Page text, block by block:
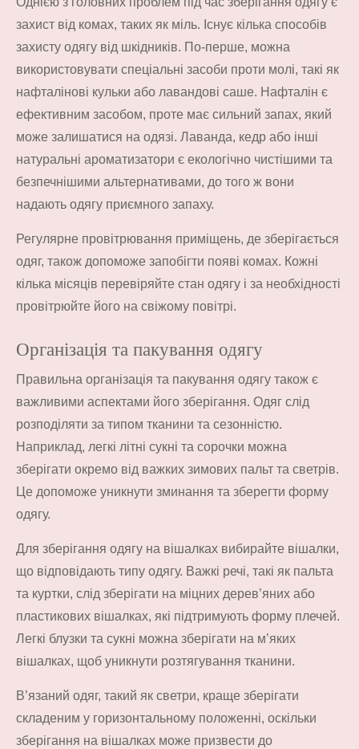
захист від комах, таких як міль. Існує кілька способів
захисту одягу від шкідників. По-перше, можна
використовувати спеціальні засоби проти молі, такі як
нафталінові кульки або лавандові саше. Нафталін є
ефективним засобом, проте має сильний запах, який
може залишатися на одязі. Лаванда, кедр або інші
натуральні ароматизатори є екологічно чистішими та
безпечнішими альтернативами, до того ж вони
надають одягу приємного запаху.
Регулярне провітрювання приміщень, де зберігається
одяг, також допоможе запобігти появі комах. Кожні
кілька місяців перевіряйте стан одягу і за необхідності
провітрюйте його на свіжому повітрі.
Організація та пакування одягу
Правильна організація та пакування одягу також є
важливими аспектами його зберігання. Одяг слід
розподіляти за типом тканини та сезонністю.
Наприклад, легкі літні сукні та сорочки можна
зберігати окремо від важких зимових пальт та светрів.
Це допоможе уникнути зминання та зберегти форму
одягу.
Для зберігання одягу на вішалках вибирайте вішалки,
що відповідають типу одягу. Важкі речі, такі як пальта
та куртки, слід зберігати на міцних дерев’яних або
пластикових вішалках, які підтримують форму плечей.
Легкі блузки та сукні можна зберігати на м’яких
вішалках, щоб уникнути розтягування тканини.
В’язаний одяг, такий як светри, краще зберігати
складеним у горизонтальному положенні, оскільки
зберігання на вішалках може призвести до